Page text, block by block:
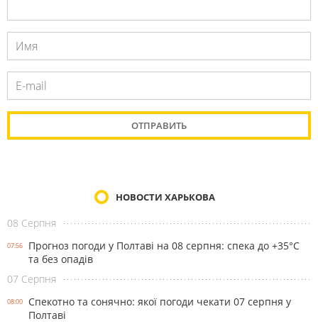
НОВОСТИ ХАРЬКОВА
08 Серпня
07:56
Прогноз погоди у Полтаві на 08 серпня: спека до +35°С
та без опадів
07 Серпня
08:00
Спекотно та сонячно: якої погоди чекати 07 серпня у
Полтаві